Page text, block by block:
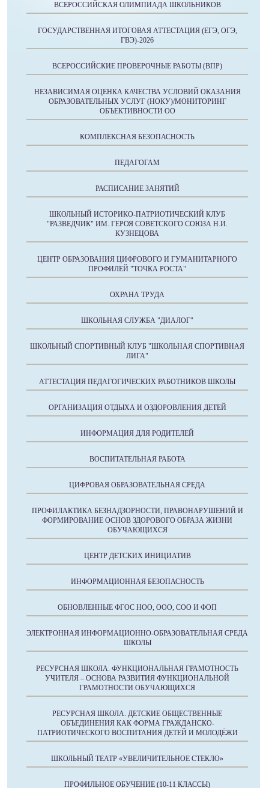
ВСЕРОССИЙСКАЯ ОЛИМПИАДА ШКОЛЬНИКОВ
ГОСУДАРСТВЕННАЯ ИТОГОВАЯ АТТЕСТАЦИЯ (ЕГЭ, ОГЭ,
ГВЭ)-2026
ВСЕРОССИЙСКИЕ ПРОВЕРОЧНЫЕ РАБОТЫ (ВПР)
НЕЗАВИСИМАЯ ОЦЕНКА КАЧЕСТВА УСЛОВИЙ ОКАЗАНИЯ
ОБРАЗОВАТЕЛЬНЫХ УСЛУГ (НОКУ)/МОНИТОРИНГ
ОБЪЕКТИВНОСТИ ОО
КОМПЛЕКСНАЯ БЕЗОПАСНОСТЬ
ПЕДАГОГАМ
РАСПИСАНИЕ ЗАНЯТИЙ
ШКОЛЬНЫЙ ИСТОРИКО-ПАТРИОТИЧЕСКИЙ КЛУБ
"РАЗВЕДЧИК" ИМ. ГЕРОЯ СОВЕТСКОГО СОЮЗА Н.И.
КУЗНЕЦОВА
ЦЕНТР ОБРАЗОВАНИЯ ЦИФРОВОГО И ГУМАНИТАРНОГО
ПРОФИЛЕЙ "ТОЧКА РОСТА"
ОХРАНА ТРУДА
ШКОЛЬНАЯ СЛУЖБА "ДИАЛОГ"
ШКОЛЬНЫЙ СПОРТИВНЫЙ КЛУБ "ШКОЛЬНАЯ СПОРТИВНАЯ
ЛИГА"
АТТЕСТАЦИЯ ПЕДАГОГИЧЕСКИХ РАБОТНИКОВ ШКОЛЫ
ОРГАНИЗАЦИЯ ОТДЫХА И ОЗДОРОВЛЕНИЯ ДЕТЕЙ
ИНФОРМАЦИЯ ДЛЯ РОДИТЕЛЕЙ
ВОСПИТАТЕЛЬНАЯ РАБОТА
ЦИФРОВАЯ ОБРАЗОВАТЕЛЬНАЯ СРЕДА
ПРОФИЛАКТИКА БЕЗНАДЗОРНОСТИ, ПРАВОНАРУШЕНИЙ И
ФОРМИРОВАНИЕ ОСНОВ ЗДОРОВОГО ОБРАЗА ЖИЗНИ
ОБУЧАЮЩИХСЯ
ЦЕНТР ДЕТСКИХ ИНИЦИАТИВ
ИНФОРМАЦИОННАЯ БЕЗОПАСНОСТЬ
ОБНОВЛЕННЫЕ ФГОС НОО, ООО, СОО И ФОП
ЭЛЕКТРОННАЯ ИНФОРМАЦИОННО-ОБРАЗОВАТЕЛЬНАЯ СРЕДА
ШКОЛЫ
РЕСУРСНАЯ ШКОЛА. ФУНКЦИОНАЛЬНАЯ ГРАМОТНОСТЬ
УЧИТЕЛЯ – ОСНОВА РАЗВИТИЯ ФУНКЦИОНАЛЬНОЙ
ГРАМОТНОСТИ ОБУЧАЮЩИХСЯ
РЕСУРСНАЯ ШКОЛА. ДЕТСКИЕ ОБЩЕСТВЕННЫЕ
ОБЪЕДИНЕНИЯ КАК ФОРМА ГРАЖДАНСКО-
ПАТРИОТИЧЕСКОГО ВОСПИТАНИЯ ДЕТЕЙ И МОЛОДЁЖИ
ШКОЛЬНЫЙ ТЕАТР «УВЕЛИЧИТЕЛЬНОЕ СТЕКЛО»
ПРОФИЛЬНОЕ ОБУЧЕНИЕ (10-11 КЛАССЫ)